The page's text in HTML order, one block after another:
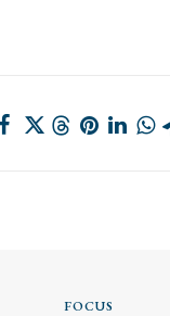
FOCUS